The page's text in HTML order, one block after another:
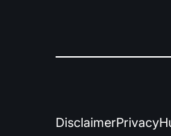
DisclaimerPrivacy